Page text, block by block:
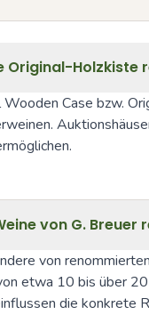
Original-Holzkiste
Case bzw.
von G. Breuer
von
etwa 10 bis über
die